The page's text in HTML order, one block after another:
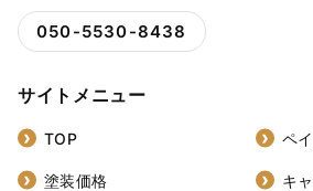
050-5530-8438
サイトメニュー
TOP ペ
塗装価格 キ